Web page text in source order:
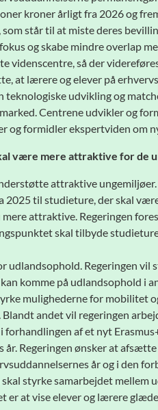
kroner årligt fra 2026 og
står til at miste deres
og skabe mindre overlap
videnscentre, så der
at lærere og elever på
udvikling og
Centrene udvikler og
og formidler ekspertviden om
være mere attraktive for de
attraktive
2025 til studieture, der skal
attraktive. Regeringen
skal tilbyde
udlandsophold. Regeringen vil
komme på udlandsophold i
mulighederne for mobilitet
andet vil regeringen
forhandlingen af et nyt
år. Regeringen ønsker at
år og i den
styrke samarbejdet
er at vise elever og lærere